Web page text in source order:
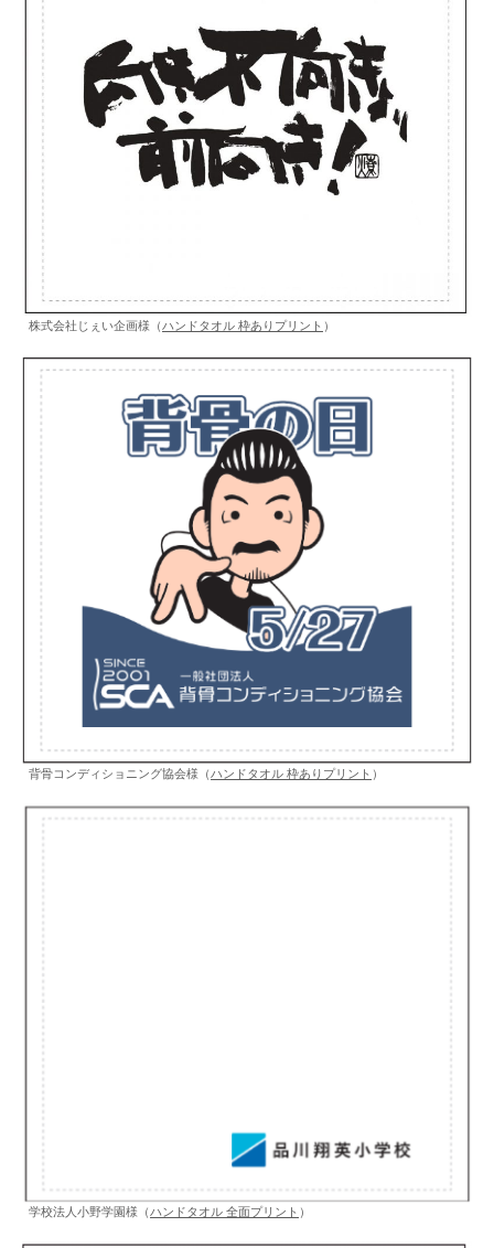
株式会社じぇい企画様（ハンドタオル 枠ありプリント ）
背骨コンディショニング協会様（ハンドタオル 枠ありプリント ）
学校法人小野学園様（ハンドタオル 全面プリント ）